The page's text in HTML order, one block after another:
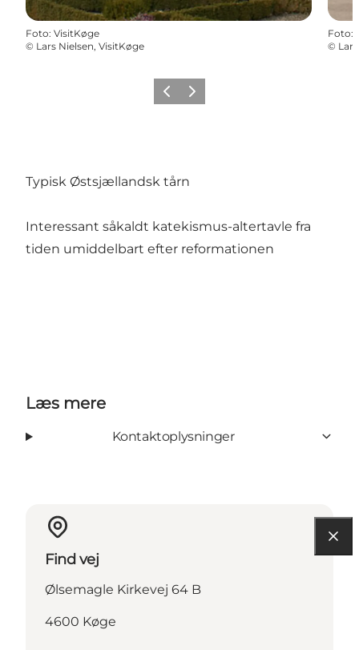
Foto: VisitKøge
© Lars Nielsen, VisitKøge
Foto:
©
Forrige billede
Næste billede
Typisk Østsjællandsk tårn
Interessant såkaldt katekismus-altertavle fra
tiden umiddelbart efter reformationen
Læs mere
Kontaktoplysninger
Find vej
Ølsemagle Kirkevej 64 B
4600 Køge